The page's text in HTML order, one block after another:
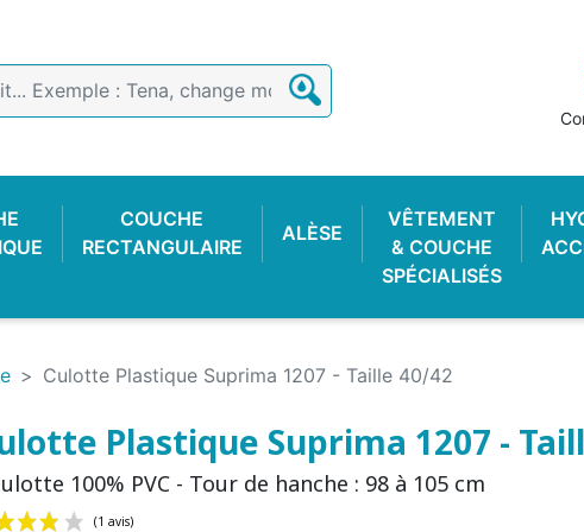
COUCHE
RECTANGULAIRE
ALÈSE
VÊTEMENT
& COUCHE
SPÉCIALISÉS
DE FIXATION
D'EXAMEN
PLASTIQUE
Culotte Plastique Suprima 1207 - Taille 40/42
Plastique Suprima 1207 -
100% PVC - Tour de hanche : 98 à 105 cm